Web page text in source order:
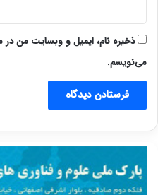
ذخیره نام، ایمیل و وبسایت من در
می‌نویسم.